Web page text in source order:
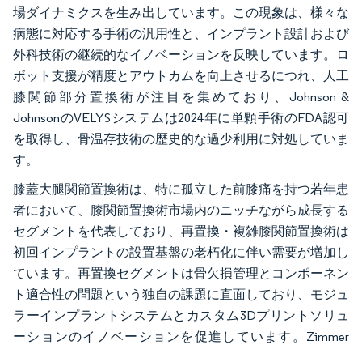
場ダイナミクスを生み出しています。この現象は、様々な
病態に対応する手術の汎用性と、インプラント設計および
外科技術の継続的なイノベーションを反映しています。ロ
ボット支援が精度とアウトカムを向上させるにつれ、人工
膝関節部分置換術が注目を集めており、Johnson &
JohnsonのVELYSシステムは2024年に単顆手術のFDA認可
を取得し、骨温存技術の歴史的な過少利用に対処していま
す。
膝蓋大腿関節置換術は、特に孤立した前膝痛を持つ若年患
者において、膝関節置換術市場内のニッチながら成長する
セグメントを代表しており、再置換・複雑膝関節置換術は
初回インプラントの設置基盤の老朽化に伴い需要が増加し
ています。再置換セグメントは骨欠損管理とコンポーネン
ト適合性の問題という独自の課題に直面しており、モジュ
ラーインプラントシステムとカスタム3Dプリントソリュ
ーションのイノベーションを促進しています。Zimmer